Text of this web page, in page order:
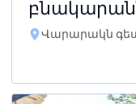
Վարարակն